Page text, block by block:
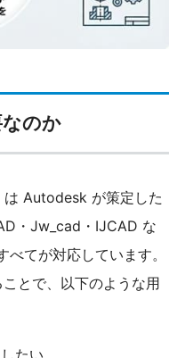
のか
Autodesk が策定した
・Jw_cad・IJCAD な
てが対応しています。
とで、以下のような用
たい